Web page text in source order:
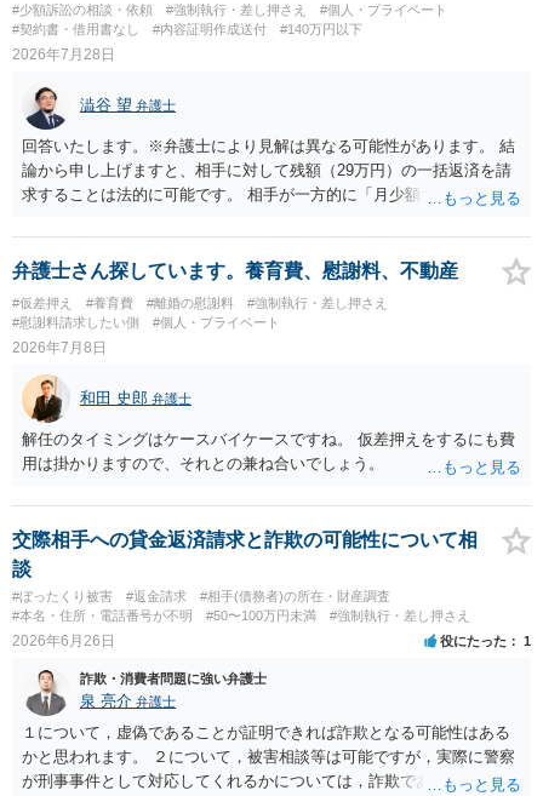
#少額訴訟の相談・依頼 #強制執行・差し押さえ
#個人・プライベート
#契約書・借用書なし
#内容証明作成送付 #140万円以下
2026年7月28日
澁谷 望 弁護士
回答いたします。※弁護士により見解は異なる可能性があります。 結
論から申し上げますと、相手に対して残額（29万円）の一括返済を請
求することは法的に可能です。 相手が一方的に「月少額ずつ返す」と
は成立していません。当初の返済期日も過ぎているため、一括返済を
求める権利があります。 具体的には、以下の手順で進めるのが効果的
です。 分割拒否と一括請求の通知：PayPayのメッセージ等で「分割
払いには同意していないため、残額の一括払いを求める」旨を明確に
伝えます。 相手の本名・住所の確認：応じない場合に法的手段（少額
まず本名や住所の特定を進めてください。 相手が購入した高額商品
（Switch2等）の事実も踏まえ、応じない場合は法的措置を辞さない姿
勢で交渉に臨むのが現実的かと思います。
弁護士さん探しています。養育費、慰謝料、不動産
#仮差押え #養育費 #離婚の慰謝料
#強制執行・差し押さえ
#慰謝料請求したい側
#個人・プライベート
2026年7月8日
和田 史郎 弁護士
解任のタイミングはケースバイケースですね。 仮差押えをするにも費
用は掛かりますので、それとの兼ね合いでしょう。
交際相手への貸金返済請求と詐欺の可能性について相
談
#ぼったくり被害 #返金請求
#相手(債務者)の所在・財産調査
#本名・住所・電話番号が不明
#50〜100万円未満 #強制執行・差し押さえ
2026年6月26日 役にたった 1
詐欺・消費者問題に強い弁護士
泉 亮介 弁護士
１について，虚偽であることが証明できれば詐欺となる可能性はある
かと思われます。 ２について，被害相談等は可能ですが，実際に警察
が刑事事件として対応してくれるかについては，詐欺であることをど